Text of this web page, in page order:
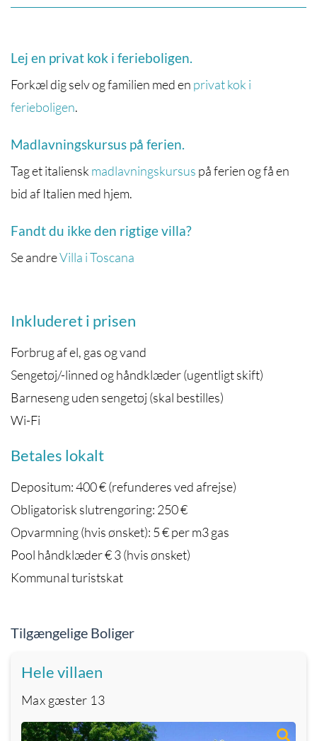
Lej en privat kok i ferieboligen.
Forkæl dig selv og familien med en privat kok i
ferieboligen.
Madlavningskursus på ferien.
Tag et italiensk madlavningskursus på ferien og få en
bid af Italien med hjem.
Fandt du ikke den rigtige villa?
Se andreVilla i Toscana
Inkluderet i prisen
Forbrug af el, gas og vand
Sengetøj/-linned og håndklæder (ugentligt skift)
Barneseng uden sengetøj (skal bestilles)
Wi-Fi
Betales lokalt
Depositum: 400 € (refunderes ved afrejse)
Obligatorisk slutrengøring: 250 €
Opvarmning (hvis ønsket): 5 € per m3 gas
Pool håndklæder € 3 (hvis ønsket)
Kommunal turistskat
Tilgængelige Boliger
Hele villaen
Max gæster 13